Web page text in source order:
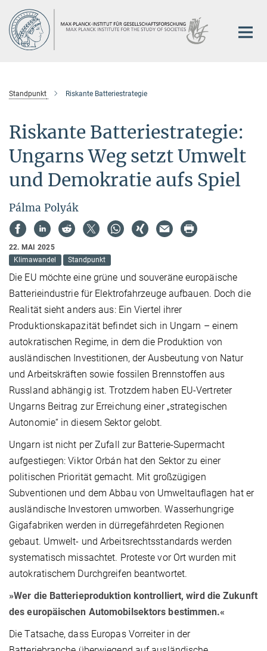
Hauptinhalt
Standpunkt Riskante Batteriestrategie
Riskante Batteriestrategie:
Ungarns Weg setzt Umwelt
und Demokratie aufs Spiel
Pálma Polyák
22. MAI 2025
Klimawandel
Standpunkt
Die EU möchte eine grüne und souveräne europäische
Batterieindustrie für Elektrofahrzeuge aufbauen. Doch die
Realität sieht anders aus: Ein Viertel ihrer
Produktionskapazität befindet sich in Ungarn – einem
autokratischen Regime, in dem die Produktion von
ausländischen Investitionen, der Ausbeutung von Natur
und Arbeitskräften sowie fossilen Brennstoffen aus
Russland abhängig ist. Trotzdem haben EU-Vertreter
Ungarns Beitrag zur Erreichung einer „strategischen
Autonomie“ in diesem Sektor gelobt.
Ungarn ist nicht per Zufall zur Batterie-Supermacht
aufgestiegen: Viktor Orbán hat den Sektor zu einer
politischen Priorität gemacht. Mit großzügigen
Subventionen und dem Abbau von Umweltauflagen hat er
ausländische Investoren umworben. Wasserhungrige
Gigafabriken werden in dürregefährdeten Regionen
gebaut. Umwelt- und Arbeitsrechtsstandards werden
systematisch missachtet. Proteste vor Ort wurden mit
autokratischem Durchgreifen beantwortet.
»Wer die Batterieproduktion kontrolliert, wird die Zukunft
des europäischen Automobilsektors bestimmen.«
Die Tatsache, dass Europas Vorreiter in der